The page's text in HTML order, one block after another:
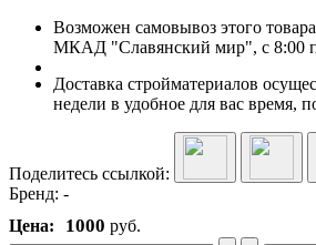
Возможен самовывоз этого
МКАД "Славянский мир", с 8:00
Доставка стройматериалов
недели в удобное для вас время,
Поделитесь ссылкой:
Бренд: -
Цена:
1000 руб.